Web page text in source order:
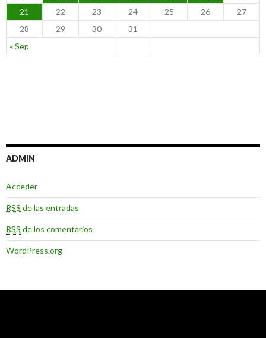
« Sep
21
22 23 24 25 26
27
28
29 30 31
ADMIN
Acceder
RSS de las entradas
RSS de los comentarios
WordPress.org